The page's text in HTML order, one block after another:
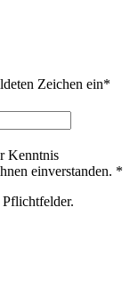
Zeichen ein*
Kenntnis
einverstanden. *